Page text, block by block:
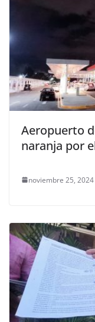
Aeropuerto
naranja por
noviembre 25, 2024